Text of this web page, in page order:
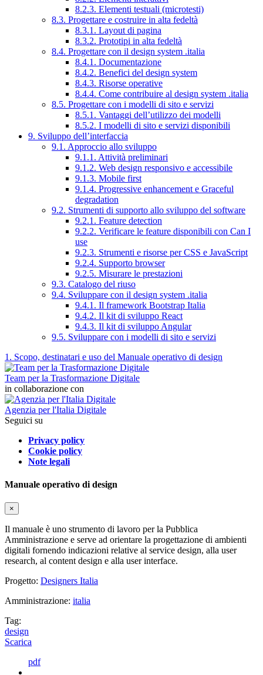
8.2.3. Elementi testuali (microtesti)
8.3. Progettare e costruire in alta fedeltà
8.3.1. Layout di pagina
8.3.2. Prototipi in alta fedeltà
8.4. Progettare con il design system .italia
8.4.1. Documentazione
8.4.2. Benefici del design system
8.4.3. Risorse operative
8.4.4. Come contribuire al design system .italia
8.5. Progettare con i modelli di sito e servizi
8.5.1. Vantaggi dell’utilizzo dei modelli
8.5.2. I modelli di sito e servizi disponibili
9. Sviluppo dell’interfaccia
9.1. Approccio allo sviluppo
9.1.1. Attività preliminari
9.1.2. Web design responsivo e accessibile
9.1.3. Mobile first
9.1.4. Progressive enhancement e Graceful
degradation
9.2. Strumenti di supporto allo sviluppo del software
9.2.1. Feature detection
9.2.2. Verificare le feature disponibili con Can I
use
9.2.3. Strumenti e risorse per CSS e JavaScript
9.2.4. Supporto browser
9.2.5. Misurare le prestazioni
9.3. Catalogo del riuso
9.4. Sviluppare con il design system .italia
9.4.1. Il framework Bootstrap Italia
9.4.2. Il kit di sviluppo React
9.4.3. Il kit di sviluppo Angular
9.5. Sviluppare con i modelli di sito e servizi
1. Scopo, destinatari e uso del Manuale operativo di design
Team per la Trasformazione Digitale
in collaborazione con
Agenzia per l'Italia Digitale
Seguici su
Privacy policy
Cookie policy
Note legali
Manuale operativo di design
×
Il manuale è uno strumento di lavoro per la Pubblica
Amministrazione e serve ad orientare la progettazione di ambienti
digitali fornendo indicazioni relative al service design, alla user
research, al content design e alla user interface.
Progetto: Designers Italia
Amministrazione: italia
Tag:
design
Scarica
pdf